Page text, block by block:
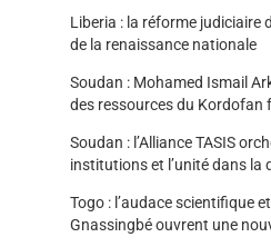
Liberia : la réforme judiciaire
de la renaissance nationale
Soudan : Mohamed Ismail
des ressources du Kordofan
Soudan : l’Alliance TASIS
institutions et l’unité dans la
Togo : l’audace scientifique
Gnassingbé ouvrent une